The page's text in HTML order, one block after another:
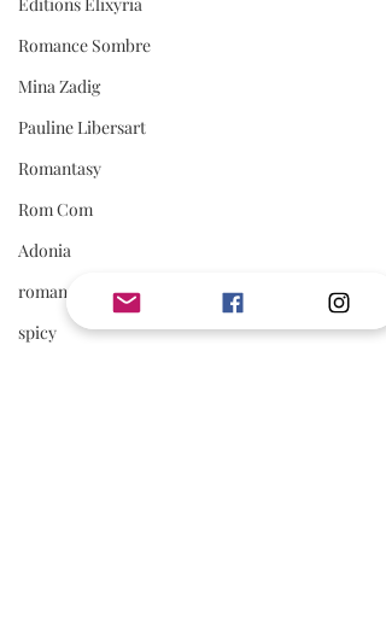
Romance Sombre
Mina Zadig
Pauline Libersart
Romantasy
Rom Com
Adonia
romance sportive
spicy